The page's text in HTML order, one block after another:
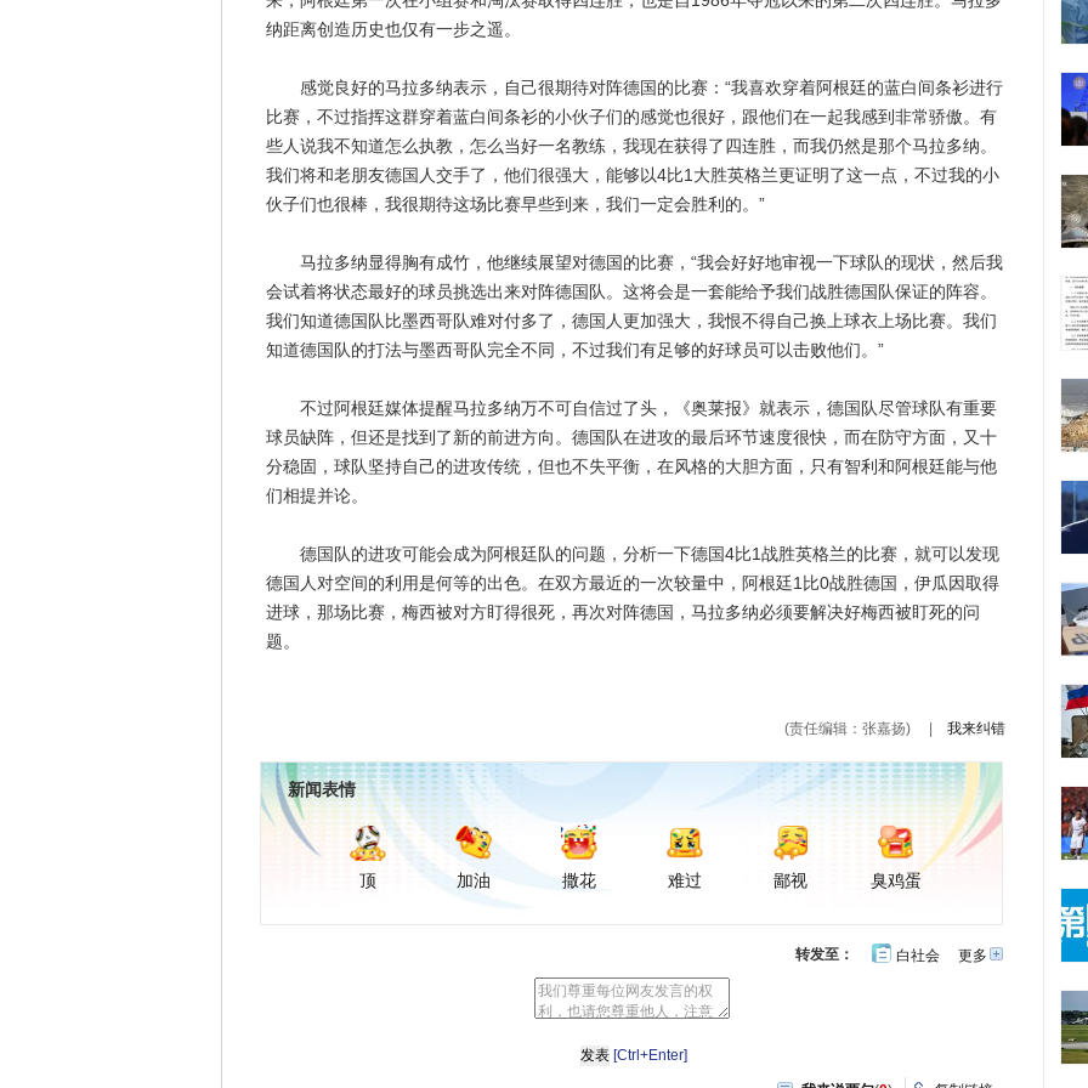
纳距离创造历史也仅有一步之遥。
感觉良好的马拉多纳表示，自己很期待对阵德国的比赛：“我喜欢穿着阿根廷的蓝白间条衫进行
比赛，不过指挥这群穿着蓝白间条衫的小伙子们的感觉也很好，跟他们在一起我感到非常骄傲。有
些人说我不知道怎么执教，怎么当好一名教练，我现在获得了四连胜，而我仍然是那个马拉多纳。
我们将和老朋友德国人交手了，他们很强大，能够以4比1大胜英格兰更证明了这一点，不过我的小
伙子们也很棒，我很期待这场比赛早些到来，我们一定会胜利的。”
马拉多纳显得胸有成竹，他继续展望对德国的比赛，“我会好好地审视一下球队的现状，然后我
会试着将状态最好的球员挑选出来对阵德国队。这将会是一套能给予我们战胜德国队保证的阵容。
我们知道德国队比墨西哥队难对付多了，德国人更加强大，我恨不得自己换上球衣上场比赛。我们
知道德国队的打法与墨西哥队完全不同，不过我们有足够的好球员可以击败他们。”
不过阿根廷媒体提醒马拉多纳万不可自信过了头，《奥莱报》就表示，德国队尽管球队有重要
球员缺阵，但还是找到了新的前进方向。德国队在进攻的最后环节速度很快，而在防守方面，又十
分稳固，球队坚持自己的进攻传统，但也不失平衡，在风格的大胆方面，只有智利和阿根廷能与他
们相提并论。
德国队的进攻可能会成为阿根廷队的问题，分析一下德国4比1战胜英格兰的比赛，就可以发现
德国人对空间的利用是何等的出色。在双方最近的一次较量中，阿根廷1比0战胜德国，伊瓜因取得
进球，那场比赛，梅西被对方盯得很死，再次对阵德国，马拉多纳必须要解决好梅西被盯死的问
题。
(责任编辑：张嘉扬) 我来纠错
新闻表情
顶 加油 撒花 难过 鄙视 臭鸡蛋
更多开
转发至： 白社会
[Ctrl+Enter]